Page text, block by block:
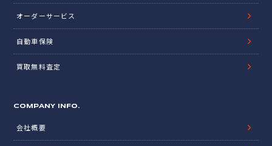
オーダーサービス
自動車保険
買取無料査定
COMPANY INFO.
会社概要